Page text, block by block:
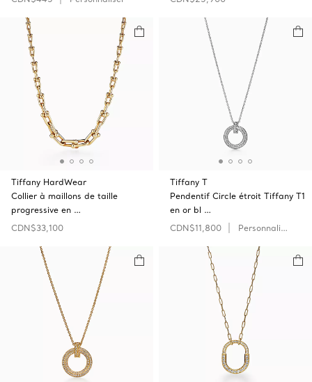
Tiffany HardWear
Collier à maillons de taille
progressive en …
CDN$33,100
Tiffany T
Pendentif Circle étroit Tiffany T1
en or bl …
CDN$11,800
Personnaliser